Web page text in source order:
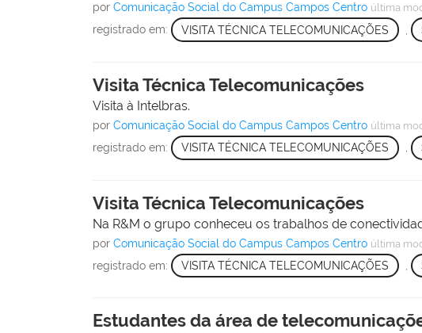
porComunicação Social do Campus Campos Centro última
registrado em: VISITA TÉCNICA TELECOMUNICAÇÕES
Visita Técnica Telecomunicações
Visita à Intelbras.
porComunicação Social do Campus Campos Centro última
registrado em: VISITA TÉCNICA TELECOMUNICAÇÕES ,
Visita Técnica Telecomunicações
Na R&M o grupo conheceu os trabalhos de
porComunicação Social do Campus Campos Centro última
registrado em: VISITA TÉCNICA TELECOMUNICAÇÕES
Estudantes da área de